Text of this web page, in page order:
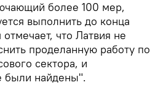
более 100 мер,
выполнить до конца
что Латвия не
проделанную работу по
сектора, и
были найдены".